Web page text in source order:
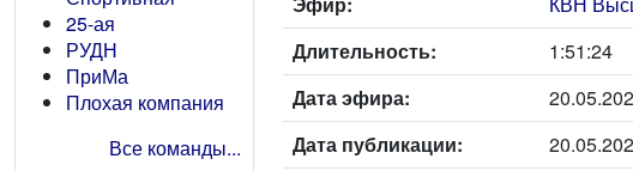
25-ая
РУДН
ПриМа
Плохая компания
Все команды...
Длительность:
1:51:24
Дата эфира:
Дата публикации: